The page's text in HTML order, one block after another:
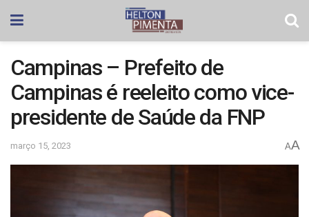
Campinas – Prefeito de
Campinas é reeleito como vice-
presidente de Saúde da FNP
março 15, 2023 AA